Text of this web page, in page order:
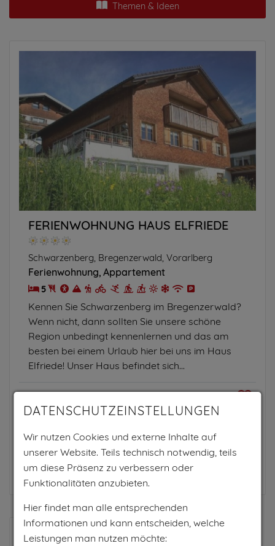
Themen & Ideen
FERIENWOHNUNG HAUS ELFRIEDE
Schwarzenberg, Bregenzerwald, Vorarlberg
Ferienwohnung Appartement
5
Kennen Sie Schwarzenberg im Bregenzerwald?
Wenn nicht, dann sollten Sie unsere schöne
Region unbedingt kennenlernen und das am
besten bei einem Urlaub hier bei uns im Haus
Elfriede! Unser Haus befindet sich...
95€
für bis zu 4 Personen
Zum Anbieter
DATENSCHUTZEINSTELLUNGEN
Wir nutzen Cookies und externe Inhalte auf
unserer Website. Teils technisch notwendig, teils
um diese Präsenz zu verbessern oder
Funktionalitäten anzubieten.
Hier findet man alle entsprechenden
Informationen und kann entscheiden, welche
Leistungen man nutzen möchte: